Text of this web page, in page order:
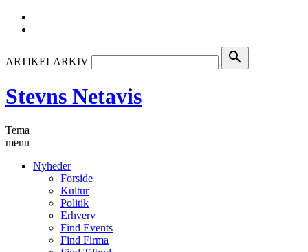
ARTIKELARKIV search
Stevns Netavis
Tema
menu
Nyheder
Forside
Kultur
Politik
Erhverv
Find Events
Find Firma